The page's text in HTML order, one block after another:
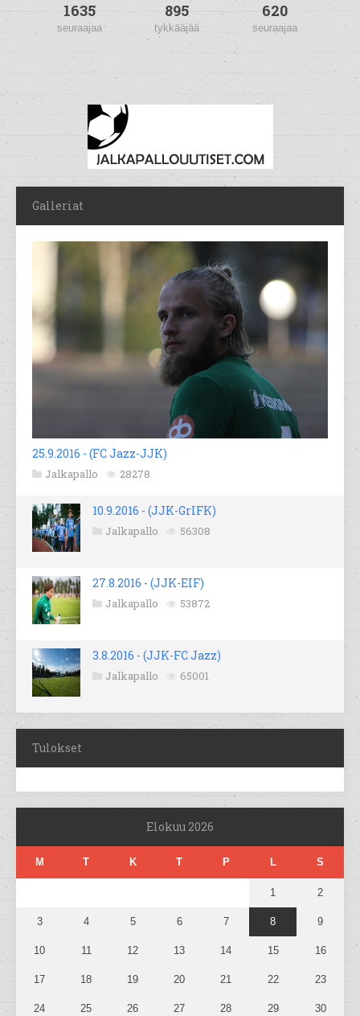
1635
seuraajaa
895
tykkääjää
620
seuraajaa
Galleriat
25.9.2016 - (FC Jazz-JJK)
Jalkapallo 28278
10.9.2016 - (JJK-GrIFK)
Jalkapallo 56308
27.8.2016 - (JJK-EIF)
Jalkapallo 53872
3.8.2016 - (JJK-FC Jazz)
Jalkapallo 65001
Tulokset
Elokuu 2026
M T K T P L S
1 2
3 4 5 6 7 8 9
10 11 12 13 14 15 16
17 18 19 20 21 22 23
24 25 26 27 28 29 30